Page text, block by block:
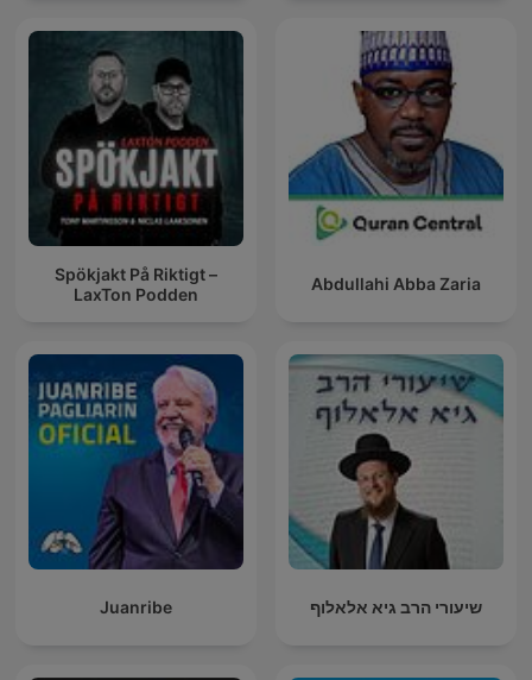
Spökjakt På Riktigt –
LaxTon Podden
Abdullahi Abba Zaria
Juanribe שיעורי הרב גיא אלאלוף